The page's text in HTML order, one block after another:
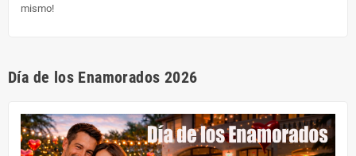
mismo!
Día de los Enamorados 2026